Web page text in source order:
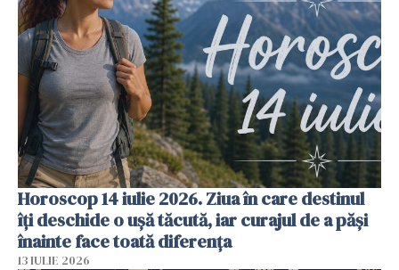
Horoscop 14 iulie 2026. Ziua în care destinul
îți deschide o ușă tăcută, iar curajul de a păși
înainte face toată diferența
13 IULIE 2026